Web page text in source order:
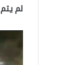
لم
مشغل